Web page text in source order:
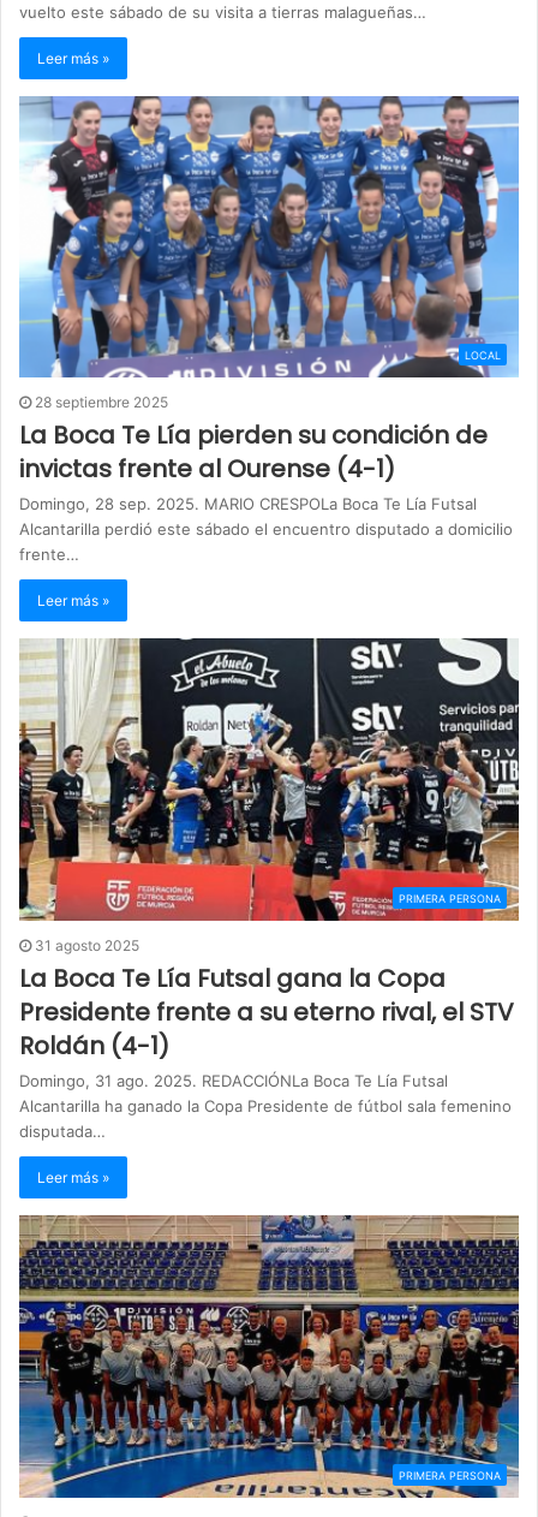
vuelto este sábado de su visita a tierras malagueñas…
Leer más »
LOCAL
28 septiembre 2025
La Boca Te Lía pierden su condición de
invictas frente al Ourense (4-1)
Domingo, 28 sep. 2025. MARIO CRESPOLa Boca Te Lía Futsal
Alcantarilla perdió este sábado el encuentro disputado a domicilio
frente…
Leer más »
PRIMERA PERSONA
31 agosto 2025
La Boca Te Lía Futsal gana la Copa
Presidente frente a su eterno rival, el STV
Roldán (4-1)
Domingo, 31 ago. 2025. REDACCIÓNLa Boca Te Lía Futsal
Alcantarilla ha ganado la Copa Presidente de fútbol sala femenino
disputada…
Leer más »
PRIMERA PERSONA